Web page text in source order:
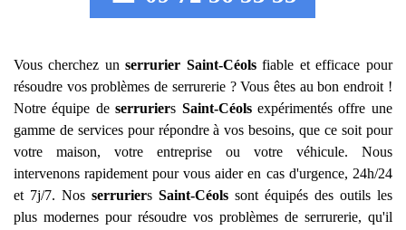
Vous cherchez unserrurier Saint-Céolsfiable et efficace pour
résoudre vos problèmes de serrurerie ? Vous êtes au bon endroit !
Notre équipe deserruriers Saint-Céolsexpérimentés offre une
gamme de services pour répondre à vos besoins, que ce soit pour
votre maison, votre entreprise ou votre véhicule. Nous
intervenons rapidement pour vous aider en cas d'urgence, 24h/24
et 7j/7. Nos serruriers Saint-Céolssont équipés des outils les
plus modernes pour résoudre vos problèmes de serrurerie, qu'il